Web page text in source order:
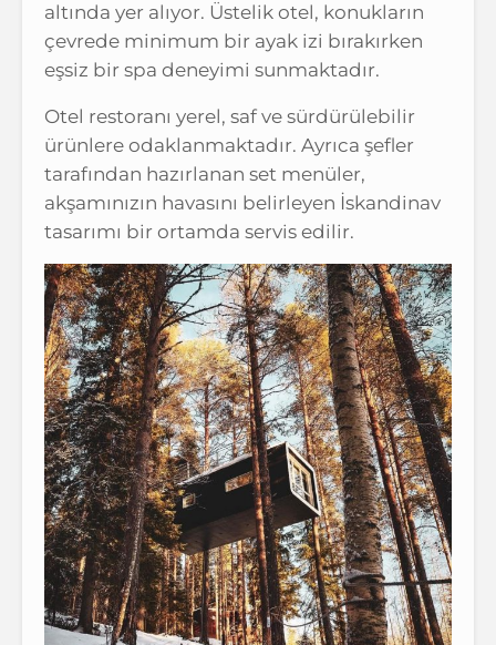
altında yer alıyor. Üstelik otel, konukların
çevrede minimum bir ayak izi bırakırken
eşsiz bir spa deneyimi sunmaktadır.
Otel restoranı yerel, saf ve sürdürülebilir
ürünlere odaklanmaktadır. Ayrıca şefler
tarafından hazırlanan set menüler,
akşamınızın havasını belirleyen İskandinav
tasarımı bir ortamda servis edilir.